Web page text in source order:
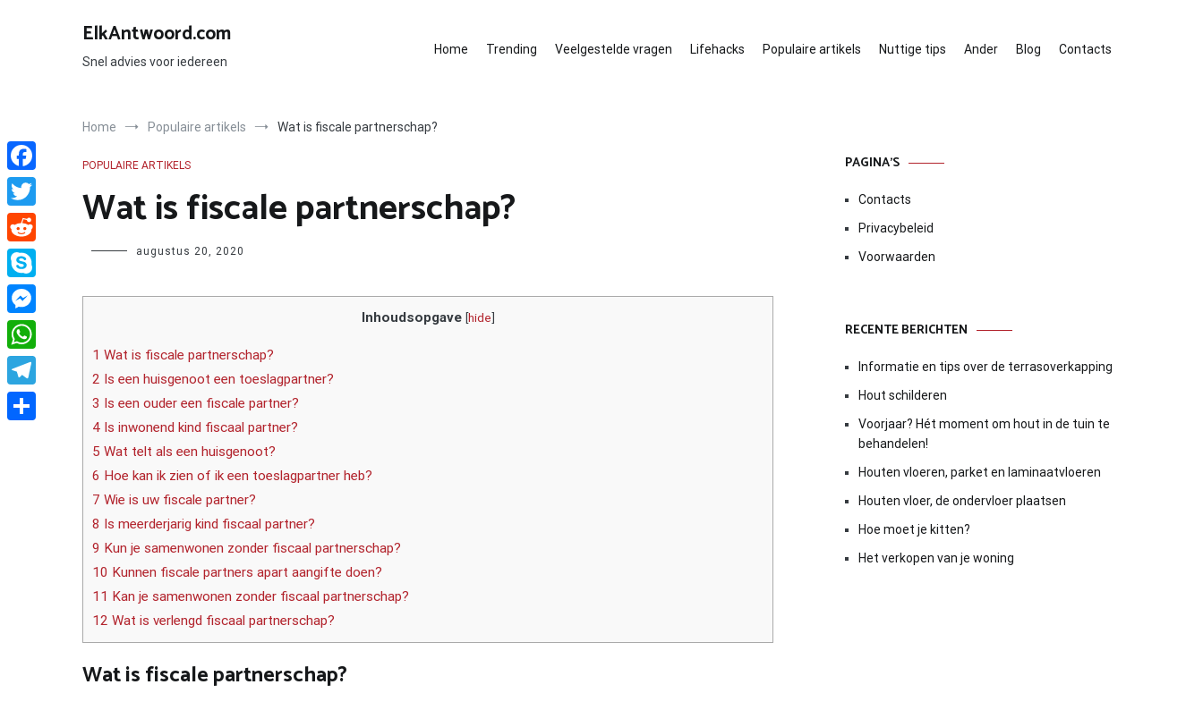
ElkAntwoord.com
Snel advies voor iedereen
Home Trending Veelgestelde vragen Lifehacks Populaire artikels Nuttige tips Ander Blog Contacts
Home Populaire artikels Wat is fiscale partnerschap?
POPULAIRE ARTIKELS
Wat is fiscale partnerschap?
Author augustus 20, 2020
Inhoudsopgave [hide]
1 Wat is fiscale partnerschap?
2 Is een huisgenoot een toeslagpartner?
3 Is een ouder een fiscale partner?
4 Is inwonend kind fiscaal partner?
5 Wat telt als een huisgenoot?
6 Hoe kan ik zien of ik een toeslagpartner heb?
7 Wie is uw fiscale partner?
8 Is meerderjarig kind fiscaal partner?
9 Kun je samenwonen zonder fiscaal partnerschap?
10 Kunnen fiscale partners apart aangifte doen?
11 Kan je samenwonen zonder fiscaal partnerschap?
12 Wat is verlengd fiscaal partnerschap?
Wat is fiscale partnerschap?
PAGINA’S
Contacts
Privacybeleid
Voorwaarden
RECENTE BERICHTEN
Informatie en tips over de terrasoverkapping
Hout schilderen
Voorjaar? Hét moment om hout in de tuin te
behandelen!
Houten vloeren, parket en laminaatvloeren
Houten vloer, de ondervloer plaatsen
Hoe moet je kitten?
Het verkopen van je woning
Facebook
Twitter
Reddit
Skype
Messenger
WhatsApp
Telegram